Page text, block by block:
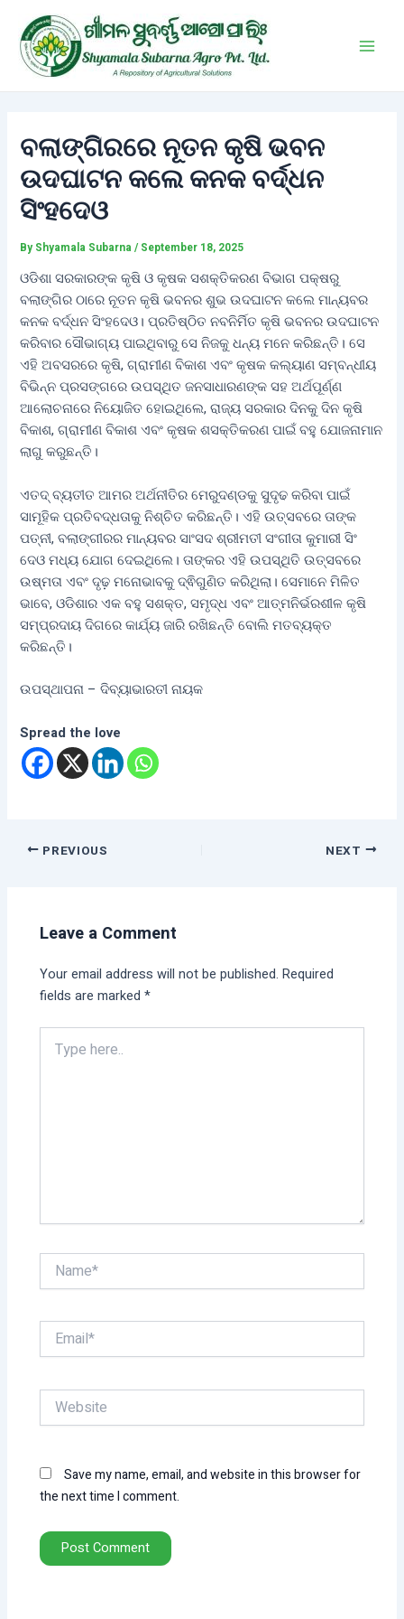
content
ବଲାଙ୍ଗିରରେ ନୂତନ କୃଷି ଭବନ
ଉଦଘାଟନ କଲେ କନକ ବର୍ଦ୍ଧନ
ସିଂହଦେଓ
By Shyamala Subarna/ September 18, 2025
ଓଡିଶା ସରକାରଙ୍କ କୃଷି ଓ କୃଷକ ସଶକ୍ତିକରଣ ବିଭାଗ ପକ୍ଷରୁ
ବଲାଙ୍ଗିର ଠାରେ ନୂତନ କୃଷି ଭବନର ଶୁଭ ଉଦଘାଟନ କଲେ ମାନ୍ୟବର
କନକ ବର୍ଦ୍ଧନ ସିଂହଦେଓ। ପ୍ରତିଷ୍ଠିତ ନବନିର୍ମିତ କୃଷି ଭବନର ଉଦଘାଟନ
କରିବାର ସୌଭାଗ୍ୟ ପାଇଥିବାରୁ ସେ ନିଜକୁ ଧନ୍ୟ ମନେ କରିଛନ୍ତି। ସେ
ଏହି ଅବସରରେ କୃଷି, ଗ୍ରାମୀଣ ବିକାଶ ଏବଂ କୃଷକ କଲ୍ୟାଣ ସମ୍ବନ୍ଧୀୟ
ବିଭିନ୍ନ ପ୍ରସଙ୍ଗରେ ଉପସ୍ଥିତ ଜନସାଧାରଣଙ୍କ ସହ ଅର୍ଥପୂର୍ଣ୍ଣ
ଆଲୋଚନାରେ ନିୟୋଜିତ ହୋଇଥିଲେ, ରାଜ୍ୟ ସରକାର ଦିନକୁ ଦିନ କୃଷି
ବିକାଶ, ଗ୍ରାମୀଣ ବିକାଶ ଏବଂ କୃଷକ ଶସକ୍ତିକରଣ ପାଇଁ ବହୁ ଯୋଜନାମାନ
ଲାଗୁ କରୁଛନ୍ତି।
ଏତଦ୍ ବ୍ୟତୀତ ଆମର ଅର୍ଥନୀତିର ମେରୁଦଣ୍ଡକୁ ସୁଦୃଢ କରିବା ପାଇଁ
ସାମୂହିକ ପ୍ରତିବଦ୍ଧତାକୁ ନିଶ୍ଚିତ କରିଛନ୍ତି। ଏହି ଉତ୍ସବରେ ତାଙ୍କ
ପତ୍ନୀ, ବଲାଙ୍ଗୀରର ମାନ୍ୟବର ସାଂସଦ ଶ୍ରୀମତୀ ସଂଗୀତା କୁମାରୀ ସିଂ
ଦେଓ ମଧ୍ୟ ଯୋଗ ଦେଇଥିଲେ। ତାଙ୍କର ଏହି ଉପସ୍ଥିତି ଉତ୍ସବରେ
ଉଷ୍ମତା ଏବଂ ଦୃଢ଼ ମନୋଭାବକୁ ଦ୍ଵିଗୁଣିତ କରିଥିଲା। ସେମାନେ ମିଳିତ
ଭାବେ, ଓଡିଶାର ଏକ ବହୁ ସଶକ୍ତ, ସମୃଦ୍ଧ ଏବଂ ଆତ୍ମନିର୍ଭରଶୀଳ କୃଷି
ସମ୍ପ୍ରଦାୟ ଦିଗରେ କାର୍ଯ୍ୟ ଜାରି ରଖିଛନ୍ତି ବୋଲି ମତବ୍ୟକ୍ତ
କରିଛନ୍ତି।
ଉପସ୍ଥାପନା – ଦିବ୍ୟାଭାରତୀ ନାୟକ
Spread the love
navigation
PREVIOUS NEXT
Leave a Comment
Your email address will not be published. Required
fields are marked*
here..
Name*
Email*
Website
Save my name, email, and website in this browser for
the next time I comment.